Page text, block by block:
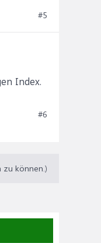
#5
Index.
#6
zu können.)